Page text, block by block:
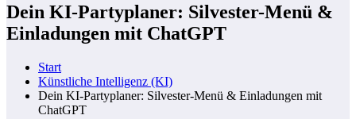
Dein KI-Partyplaner: Silvester-Menü &
Einladungen mit ChatGPT
Start
Künstliche Intelligenz (KI)
Dein KI-Partyplaner: Silvester-Menü & Einladungen mit
ChatGPT